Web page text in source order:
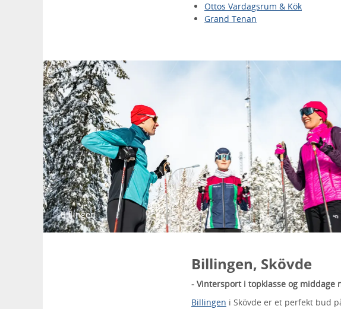
Ottos Vardagsrum & Kök
Grand Tenan
Billingen
Billingen, Skövde
- Vintersport i topklasse og middage
Billingen i Skövde er et perfekt bud